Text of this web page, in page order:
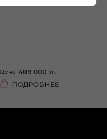
Цена 489 000 тг.
ПОДРОБНЕЕ